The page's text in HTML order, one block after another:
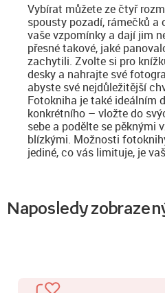
Vybírat můžete ze čtyř
spousty pozadí, rámečků a
vaše vzpomínky a dají jim
přesné takové, jaké
zachytili. Zvolte si pro
desky a nahrajte své
abyste své nejdůležitější
Fotokniha je také ideálním
konkrétního – vložte do
sebe a podělte se pěknými
blízkými. Možnosti
jediné, co vás limituje, je
Naposledy